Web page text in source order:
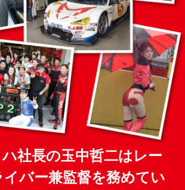
ハ社長の玉中哲二はレー
バー兼監督を務めてい